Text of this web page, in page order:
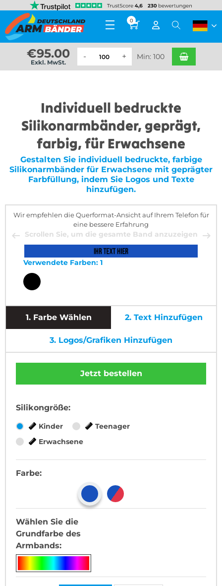
0
€95.00
Exkl. MwSt.
Min: 100
Individuell bedruckte
Silikonarmbänder, geprägt,
farbig, für Erwachsene
Gestalten Sie individuell bedruckte, farbige
Silikonarmbänder für Erwachsene mit geprägter
Farbfüllung, indem Sie Logos und Texte
hinzufügen.
Wir empfehlen die Querformat-Ansicht auf Ihrem Telefon für
eine bessere Erfahrung
Scrollen Sie, um die gesamte Band anzuzeigen
Verwendete Farben: 1
1. Farbe Wählen 2. Text Hinzufügen
3. Logos/Grafiken Hinzufügen
Jetzt bestellen
Silikongröße:
Kinder
Teenager
Erwachsene
Farbe:
Wählen Sie die
Grundfarbe des
Armbands: